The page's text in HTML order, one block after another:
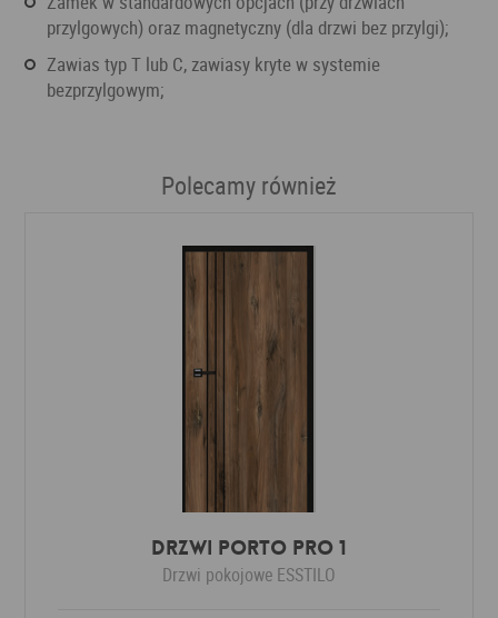
przylgowych) oraz magnetyczny (dla drzwi bez przylgi);
zawias typ T lub C, zawiasy kryte w systemie
bezprzylgowym;
Polecamy również
Drzwi Porto Pro 1
Drzwi pokojowe ESSTILO